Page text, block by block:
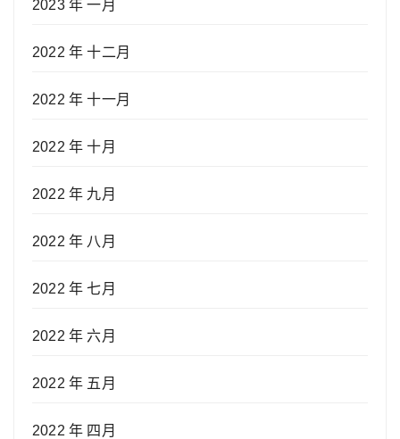
2023 年 一月
2022 年 十二月
2022 年 十一月
2022 年 十月
2022 年 九月
2022 年 八月
2022 年 七月
2022 年 六月
2022 年 五月
2022 年 四月